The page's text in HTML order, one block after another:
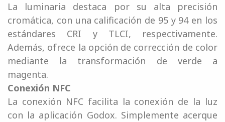
La luminaria destaca por su alta precisión
cromática, con una calificación de 95 y 94 en los
estándares CRI y TLCI, respectivamente.
Además, ofrece la opción de corrección de color
mediante la transformación de verde a
magenta.
Conexión NFC
La conexión NFC facilita la conexión de la luz
con la aplicación Godox. Simplemente acerque